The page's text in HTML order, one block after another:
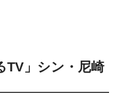
TV」シン・尼崎